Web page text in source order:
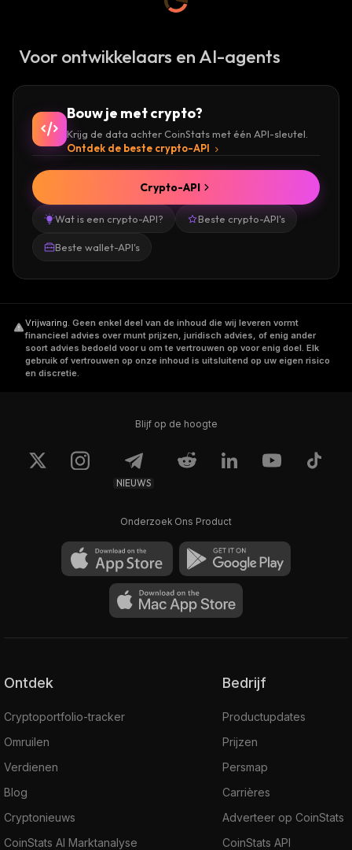
Voor ontwikkelaars en AI-agents
Bouw je met crypto?
Krijg de data achter CoinStats met één API-sleutel.
Ontdek de beste crypto-API
Wat is een crypto-API? Beste crypto-API's
Beste wallet-API's
Crypto-API
Vrijwaring. Geen enkel deel van de inhoud die wij leveren vormt
financieel advies over munt prijzen, juridisch advies, of enig ander
soort advies bedoeld voor u om te vertrouwen op voor enig doel. Elk
gebruik of vertrouwen op onze inhoud is uitsluitend op uw eigen risico
en discretie.
Blijf op de hoogte
NIEUWS
Onderzoek Ons Product
Ontdek
Cryptoportfolio-tracker
Omruilen
Verdienen
Blog
Cryptonieuws
CoinStats AI Marktanalyse
Bedrijf
Productupdates
Prijzen
Persmap
Carrières
Adverteer op CoinStats
CoinStats API